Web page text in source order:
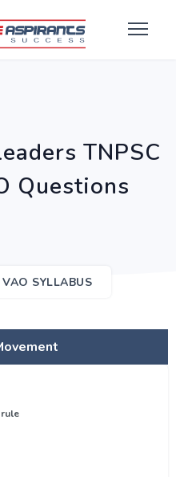
TNPSC
Questions
SYLLABUS